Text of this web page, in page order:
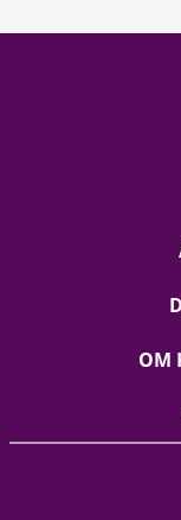
OM